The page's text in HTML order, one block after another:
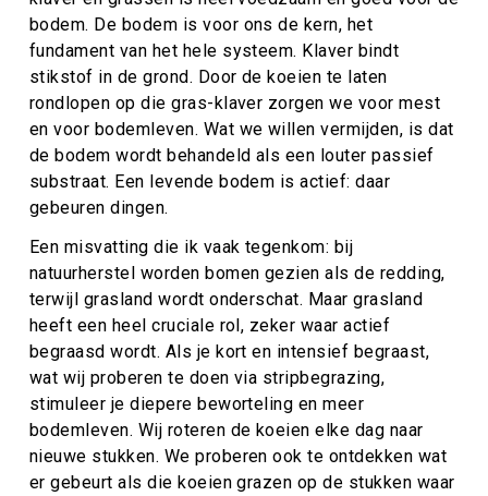
bodem. De bodem is voor ons de kern, het
fundament van het hele systeem. Klaver bindt
stikstof in de grond. Door de koeien te laten
rondlopen op die gras-klaver zorgen we voor mest
en voor bodemleven. Wat we willen vermijden, is dat
de bodem wordt behandeld als een louter passief
substraat. Een levende bodem is actief: daar
gebeuren dingen.
Een misvatting die ik vaak tegenkom: bij
natuurherstel worden bomen gezien als de redding,
terwijl grasland wordt onderschat. Maar grasland
heeft een heel cruciale rol, zeker waar actief
begraasd wordt. Als je kort en intensief begraast,
wat wij proberen te doen via stripbegrazing,
stimuleer je diepere beworteling en meer
bodemleven. Wij roteren de koeien elke dag naar
nieuwe stukken. We proberen ook te ontdekken wat
er gebeurt als die koeien grazen op de stukken waar